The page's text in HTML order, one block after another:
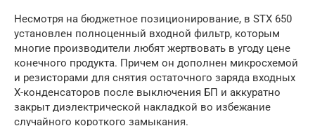
Несмотря на бюджетное позиционирование, в STX 650
установлен полноценный входной фильтр, которым
многие производители любят жертвовать в угоду цене
конечного продукта. Причем он дополнен микросхемой
и резисторами для снятия остаточного заряда входных
Х-конденсаторов после выключения БП и аккуратно
закрыт диэлектрической накладкой во избежание
случайного короткого замыкания.